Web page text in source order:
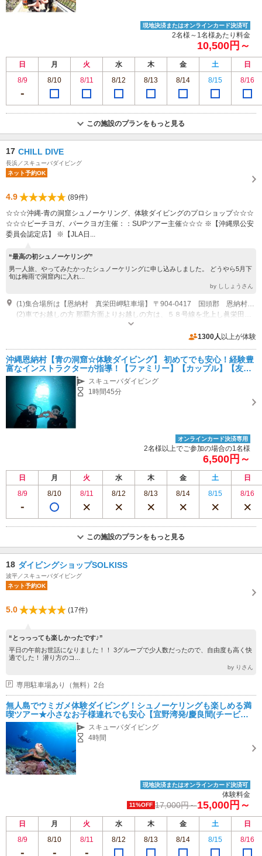
現地決済またはオンラインカード決済可
2名様～1名様あたり料金
10,500円～
日 月 火 水 木 金 土
日
8/9
8/10 8/11 8/12 8/13 8/14 8/15 8/16
この施設のプランをもっと見る
17 CHILL DIVE
長浜／スキューバダイビング
ネット予約OK
4.9
(89件)
☆☆☆沖縄‐青の洞窟シュノーケリング、体験ダイビングのプロショップ☆☆☆
☆☆☆ビーチヨガ、パークヨガ主催：：SUPツアー主催☆☆☆ ※【沖縄県公安
委員会認定店】 ※【JLA日...
“最高の初シュノーケリング”
男一人旅、やってみたかったシュノーケリングに申し込みしました。 どうやら5月下
旬は梅雨で洞窟内に入れ...
by ししょうさん
1300人 以上が体験
沖縄恩納村【青の洞窟☆体験ダイビング】 初めてでも安心！経験豊
富なインストラクターが指導！【ファミリー】【カップル】【友
達】【ソロ活】当日予約可能！写真撮影、魚の餌やり付き
スキューバダイビング
1時間45分
オンラインカード決済専用
2名様以上でご参加の場合の1名様
6,500円～
日 月 火 水 木 金 土
日
8/9
8/10 8/11 8/12 8/13 8/14 8/15 8/16
この施設のプランをもっと見る
18 ダイビングショップSOLKISS
波平／スキューバダイビング
ネット予約OK
5.0 (17件)
“とっっっても楽しかったです♪”
平日の午前お世話になりました！！ 3グループで少人数だったので、自由度も高く快
適でした！ 潜り方のコ...
by りさん
専用駐車場あり（無料）2台
無人島でウミガメ体験ダイビング！シュノーケリングも楽しめる満
喫ツアー★小さなお子様連れでも安心【宜野湾発/慶良間(チービシ)
開催/約4時間】
スキューバダイビング
4時間
現地決済またはオンラインカード決済可
体験料金
11%OFF 17,000円～15,000円～
日 月 火 水 木 金 土
日
8/9
8/10 8/11 8/12 8/13 8/14 8/15 8/16